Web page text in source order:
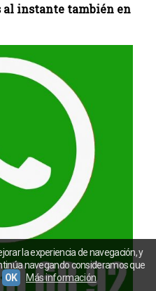
al instante también en
la experiencia de navegación, y
navegando consideramos que
OK Más información